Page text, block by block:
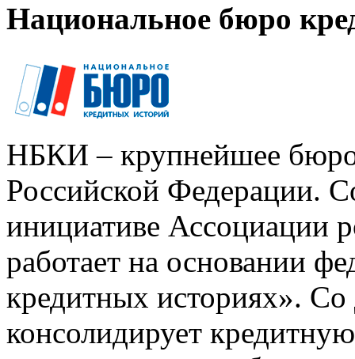
Национальное бюро
НБКИ – крупнейшее
Российской Федерации.
инициативе Ассоциации
работает на основании
кредитных историях».
консолидирует